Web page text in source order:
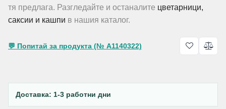
тя предлага. Разгледайте и останалите цветарници,
саксии и кашпи в нашия каталог.
💬 Попитай за продукта (№ A1140322)
Доставка: 1-3 работни дни